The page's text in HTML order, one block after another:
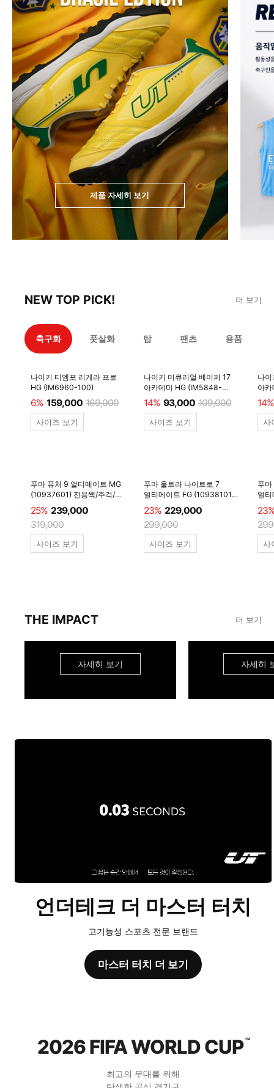
제품 자세히 보기
NEW TOP PICK! 더 보기
축구화 풋살화 탑 팬츠 용품
나이키 티엠포 리게라 프로
HG (IM6960-100)
6% 159,000 169,000
사이즈 보기
나이키 머큐리얼 베이퍼 17
아카데미 HG (IM5848-
600)
14% 93,000 109,000
사이즈 보기
나
아
14%
사
푸마 퓨처 9 얼티메이트 MG
(10937601) 전용쌕/주걱/
양말 #
25% 239,000
319,000
사이즈 보기
푸마 울트라 나이트로 7
얼티메이트 FG (10938101)
전용쌕/주걱/양말 #
23% 229,000
299,000
사이즈 보기
푸
얼
전
사
THE IMPACT 더 보기
자세히 보기 자세히
언더테크 더 마스터 터치
고기능성 스포츠 전문 브랜드
마스터 터치 더 보기
2026 FIFA WORLD CUP™
최고의 무대를 위해